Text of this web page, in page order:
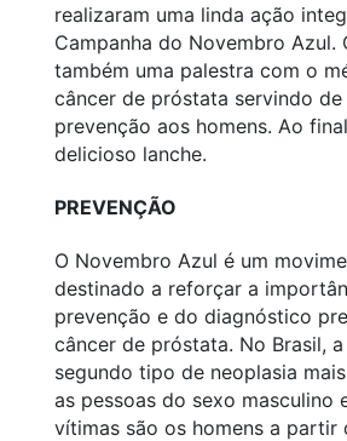
realizaram uma linda ação
Campanha do Novembro Azul.
também uma palestra com o
câncer de próstata servindo
prevenção aos homens. Ao
delicioso lanche.
PREVENÇÃO
O Novembro Azul é um
destinado a reforçar a
prevenção e do diagnóstico
câncer de próstata. No Brasil,
segundo tipo de neoplasia
as pessoas do sexo masculino
vítimas são os homens a partir